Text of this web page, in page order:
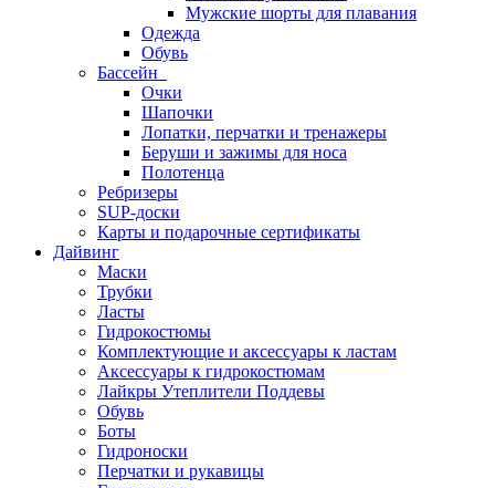
Мужские шорты для плавания
Одежда
Обувь
Бассейн
Очки
Шапочки
Лопатки, перчатки и тренажеры
Беруши и зажимы для носа
Полотенца
Ребризеры
SUP-доски
Карты и подарочные сертификаты
Дайвинг
Маски
Трубки
Ласты
Гидрокостюмы
Комплектующие и аксессуары к ластам
Аксессуары к гидрокостюмам
Лайкры Утеплители Поддевы
Обувь
Боты
Гидроноски
Перчатки и рукавицы